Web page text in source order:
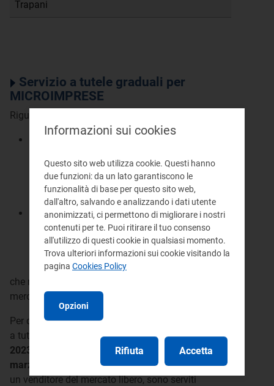
Trapani
Servizio a tutele graduali per
MICROIMPRESE
Riguarda:
euro) titolari di soli punti di prelievo
con potenza contrattualmente impegnata
superiore a 15 kW;
I clienti non domestici diversi dalle
microimpresetitolari di soli punti di prelievo
con potenza contrattualmente impegnata non
superiore a 15 kW.
che non hanno un fornitore di energia elettrica sul
mercato libero.
Per questi clienti la data di attivazione del Servizio
a tutele graduali è stata prorogata al1° aprile
2023
tra il 1° gennaio 2023 e il 31
marzo 2023
coloro che ancora non hanno scelto
un venditore del mercato libero, sono serviti
Informazioni sui cookies
Questo sito web utilizza cookie. Questi hanno
due funzioni: da un lato garantiscono le
funzionalità di base per questo sito web,
dall'altro, salvando e analizzando i dati utente
anonimizzati, ci permettono di migliorare i nostri
contenuti per te. Puoi ritirare il tuo consenso
all'utilizzo di questi cookie in qualsiasi momento.
Trova ulteriori informazioni sui cookie visitando la
pagina Cookies Policy
Opzioni
Rifiuta Accetta